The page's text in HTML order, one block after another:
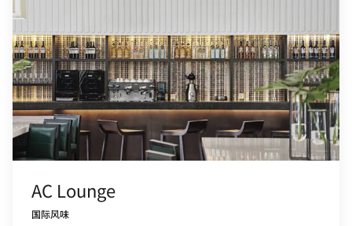
AC Lounge
国际风味